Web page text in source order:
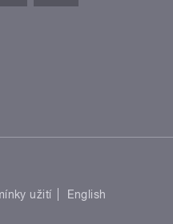
užití
English